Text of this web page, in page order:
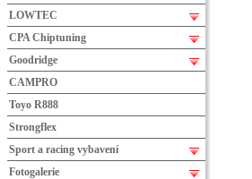
LOWTEC
CPA Chiptuning
Goodridge
CAMPRO
Toyo R888
Strongflex
Sport a racing vybavení
Fotogalerie